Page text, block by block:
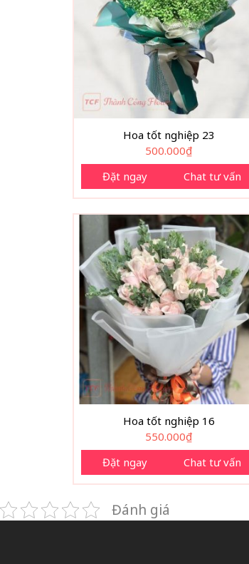
Hoa tốt nghiệp 23
500.000₫
Đặt ngay
Chat tư vấn
Hoa tốt nghiệp 16
550.000₫
Đặt ngay
Chat tư vấn
Đánh giá